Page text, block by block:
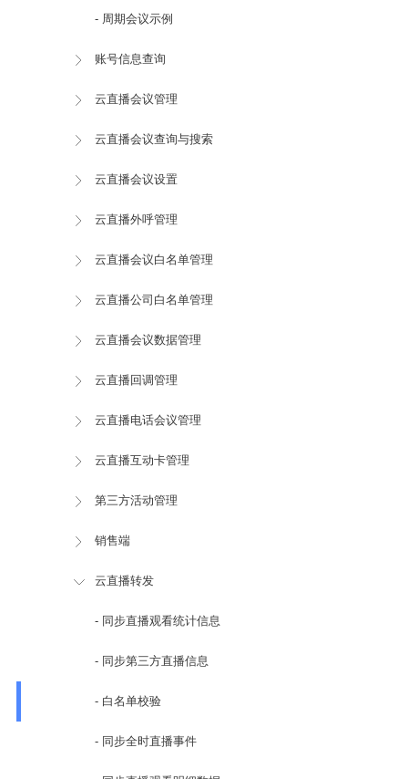
- 周期会议示例
账号信息查询
云直播会议管理
云直播会议查询与搜索
云直播会议设置
云直播外呼管理
云直播会议白名单管理
云直播公司白名单管理
云直播会议数据管理
云直播回调管理
云直播电话会议管理
云直播互动卡管理
第三方活动管理
销售端
云直播转发
- 同步直播观看统计信息
- 同步第三方直播信息
- 白名单校验
- 同步全时直播事件